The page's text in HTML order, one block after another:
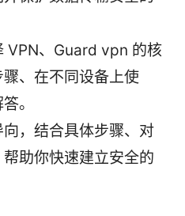
VPN、Guard vpn 的核
、在不同设备上使
。
，结合具体步骤、对
助你快速建立安全的